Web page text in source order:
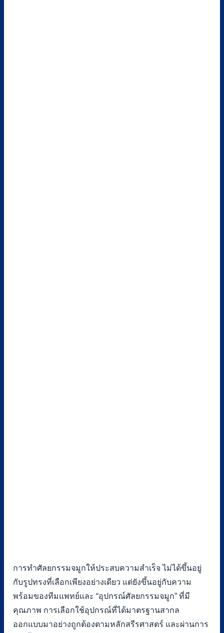
การทำศัลยกรรมจมูกให้ประสบความสำเร็จ ไม่ได้ขึ้นอยู่
กับรูปทรงที่เลือกเพียงอย่างเดียว แต่ยังขึ้นอยู่กับความ
พร้อมของทีมแพทย์และ “อุปกรณ์ศัลยกรรมจมูก” ที่มี
คุณภาพ การเลือกใช้อุปกรณ์ที่ได้มาตรฐานสากล
ออกแบบมาอย่างถูกต้องตามหลักสรีรศาสตร์ และผ่านการ